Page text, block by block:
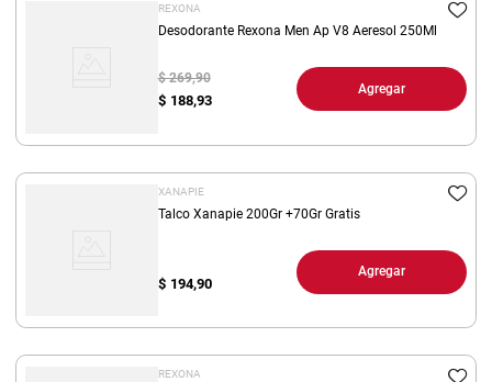
REXONA
Desodorante Rexona Men Ap V8 Aeresol 250Ml
$ 188,93
$ 269,90
Agregar
XANAPIE
Talco Xanapie 200Gr +70Gr Gratis
$ 194,90
Agregar
REXONA